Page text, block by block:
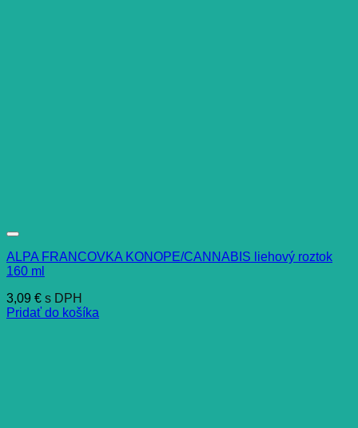
ALPA FRANCOVKA KONOPE/CANNABIS liehový roztok
160 ml
3,09 € s DPH
Pridať do košíka